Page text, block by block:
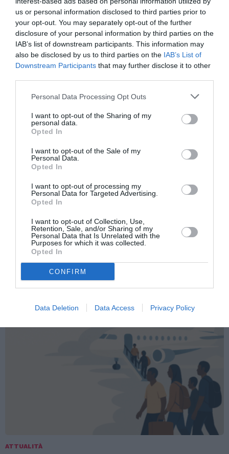
us or personal information disclosed to third parties prior to
your opt-out. You may separately opt-out of the further
disclosure of your personal information by third parties on the
IAB’s list of downstream participants. This information may
also be disclosed by us to third parties on the IAB’s List of
Downstream Participants that may further disclose it to other
Personal Data Processing Opt Outs
I want to opt-out of the Sharing of my
personal data.
Opted In
I want to opt-out of the Sale of my
Personal Data.
Opted In
I want to opt-out of processing my
Personal Data for Targeted Advertising.
Opted In
I want to opt-out of Collection, Use,
Retention, Sale, and/or Sharing of my
Personal Data that Is Unrelated with the
Purposes for which it was collected.
Opted In
CONFIRM
Data Deletion Data Access Privacy Policy
Sul fronte dellacompetitività, il ministro ha
volte tanto quello degli Stati Uniti e ciò frena
innovazione
Articolo precedente
Flussi 2025: al via il perfezionamento delle
domande per gli stagionali del settore
turistico-alberghiero
Articolo seguente
Ukro: a Trento la settima edizione del
festival della cultura ucraina
TI POTREBBERO INTERESSARE
ATTUALITÀ